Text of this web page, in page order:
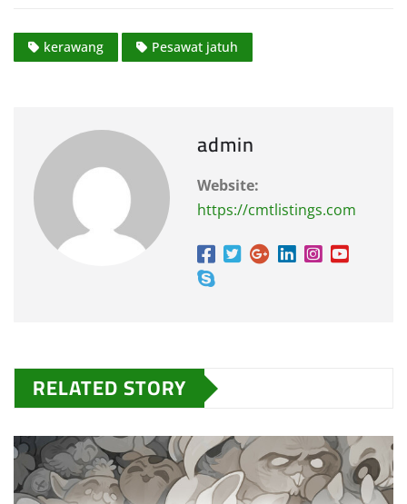
kerawang Pesawat jatuh
admin
Website:
https://cmtlistings.com
RELATED STORY